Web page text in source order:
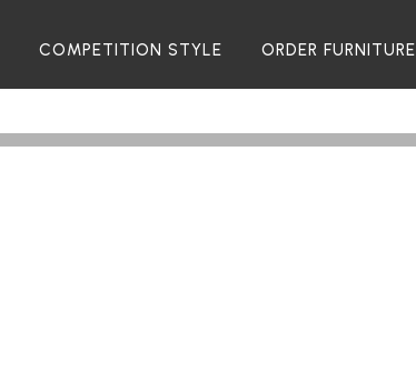
COMPETITION STYLE ORDER FURNITURE